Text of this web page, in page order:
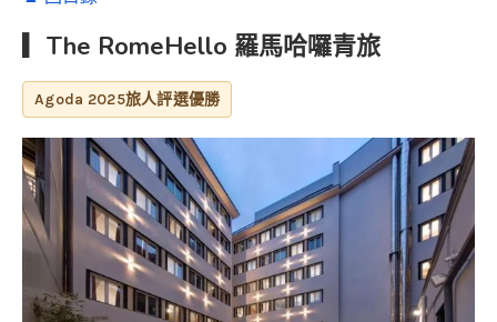
▎The RomeHello 羅馬哈囉青旅
Agoda 2025旅人評選優勝